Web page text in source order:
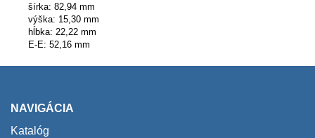
šírka: 82,94 mm
výška: 15,30 mm
hĺbka: 22,22 mm
E-E: 52,16 mm
NAVIGÁCIA
Katalóg